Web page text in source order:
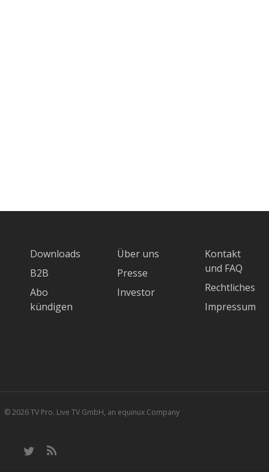
Downloads
B2B
Abo
kündigen
Über uns
Presse
Investor
Kontakt
und FAQ
Rechtliches
Impressum
© 2026 TV Pro. Live TV GmbH, an equinux Company
twitter RSS